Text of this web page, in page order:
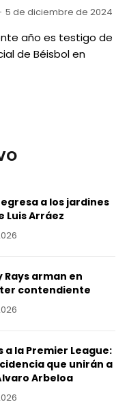
5 de diciembre de 2024
año es testigo de
de Béisbol en
a los jardines
Luis Arráez
Rays arman en
contendiente
a la Premier League:
que unirán a
Arbeloa